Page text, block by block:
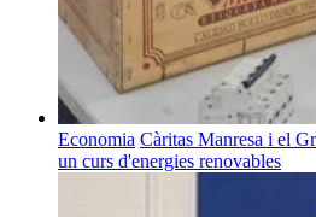
Economia Càritas Manresa i el
un curs d'energies renovables